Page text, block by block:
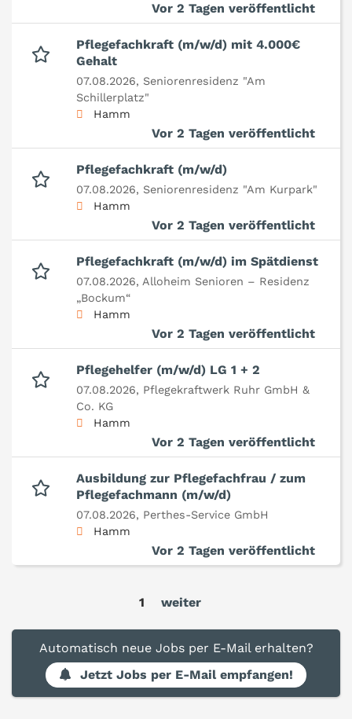
Vor 2 Tagen veröffentlicht
Pflegefachkraft (m/w/d) mit 4.000€
Gehalt
07.08.2026, Seniorenresidenz "Am
Schillerplatz"
Hamm
Vor 2 Tagen veröffentlicht
Pflegefachkraft (m/w/d)
07.08.2026, Seniorenresidenz "Am Kurpark"
Hamm
Vor 2 Tagen veröffentlicht
Pflegefachkraft (m/w/d) im Spätdienst
07.08.2026, Alloheim Senioren – Residenz
„Bockum“
Hamm
Vor 2 Tagen veröffentlicht
Pflegehelfer (m/w/d) LG 1 + 2
07.08.2026, Pflegekraftwerk Ruhr GmbH &
Co. KG
Hamm
Vor 2 Tagen veröffentlicht
Ausbildung zur Pflegefachfrau / zum
Pflegefachmann (m/w/d)
07.08.2026, Perthes-Service GmbH
Hamm
Vor 2 Tagen veröffentlicht
1 weiter
Automatisch neue Jobs per E-Mail erhalten?
Jetzt Jobs per E-Mail empfangen!